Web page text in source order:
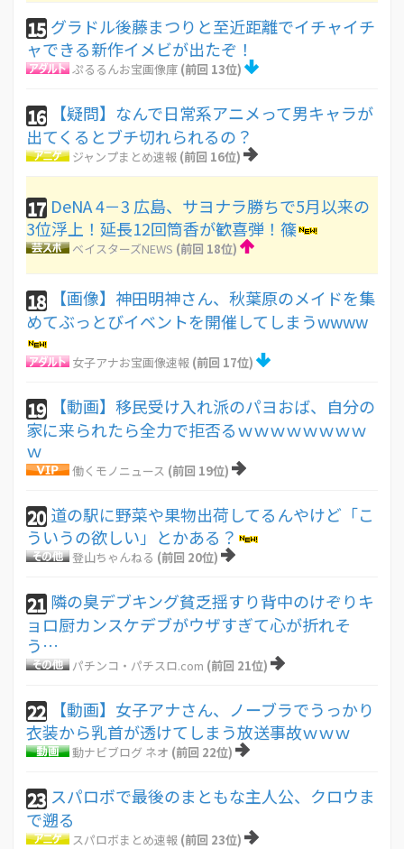
15 グラドル後藤まつりと至近距離でイチャイチ
ャできる新作イメビが出たぞ！
ぷるるんお宝画像庫 (前回 13位)
16
【疑問】なんで日常系アニメって男キャラが
出てくるとブチ切れられるの？
ジャンプまとめ速報 (前回 16位)
17 DeNA 4－3 広島、サヨナラ勝ちで5月以来の
3位浮上！延長12回筒香が歓喜弾！篠
ベイスターズNEWS (前回 18位)
18
【画像】神田明神さん、秋葉原のメイドを集
めてぶっとびイベントを開催してしまうwwww
女子アナお宝画像速報 (前回 17位)
19
【動画】移民受け入れ派のパヨおば、自分の
家に来られたら全力で拒否るｗｗｗｗｗｗｗｗ
ｗ
働くモノニュース (前回 19位)
20 道の駅に野菜や果物出荷してるんやけど「こ
ういうの欲しい」とかある？
登山ちゃんねる (前回 20位)
21 隣の臭デブキング貧乏揺すり背中のけぞりキ
ョロ厨カンスケデブがウザすぎて心が折れそ
う…
パチンコ・パチスロ.com (前回 21位)
22
【動画】女子アナさん、ノーブラでうっかり
衣装から乳首が透けてしまう放送事故ｗｗｗ
動ナビブログ ネオ (前回 22位)
23 スパロボで最後のまともな主人公、クロウま
で遡る
スパロボまとめ速報 (前回 23位)